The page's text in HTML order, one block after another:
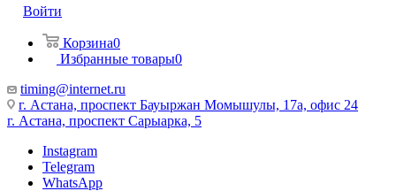
Войти
Корзина0
Избранные товары0
timing@internet.ru
г. Астана, проспект Бауыржан Момышулы, 17а, офис 24
г. Астана, проспект Сарыарка, 5
Instagram
Telegram
WhatsApp